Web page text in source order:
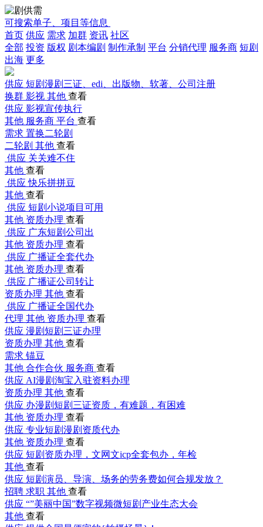
可搜索单子、项目等信息
首页 供应 需求 加群 资讯 社区
全部 投资 版权 剧本编剧 制作承制 平台 分销代理 服务商 短剧
出海 更多
供应 短剧漫剧三证、edi、出版物、软著、公司注册
换群 影视 其他 查看
供应 影视宣传执行
其他 服务商 平台 查看
需求 置换二轮剧
二轮剧 其他 查看
供应 关关难不住
其他 查看
供应快乐拼拼豆
其他 查看
供应 短剧小说项目可用
其他 资质办理 查看
供应 广东短剧公司出
其他 资质办理 查看
供应 广播证全套代办
其他 资质办理 查看
供应 广播证公司转让
资质办理 其他 查看
供应 广播证全国代办
代理 其他 资质办理 查看
供应 漫剧短剧三证办理
资质办理 其他 查看
需求 锚豆
其他 合作合伙 服务商 查看
供应 AI漫剧淘宝入驻资料办理
资质办理 其他 查看
供应 办漫剧短剧三证资质，有难题，有困难
其他 资质办理 查看
供应 专业短剧漫剧资质代办
其他 资质办理 查看
供应 短剧资质办理，文网文icp全套包办，年检
其他 查看
供应 短剧演员、导演、场务的劳务费如何合规发放？
招聘 求职 其他 查看
供应 “”美丽中国”数字视频微短剧产业生态大会
其他 查看